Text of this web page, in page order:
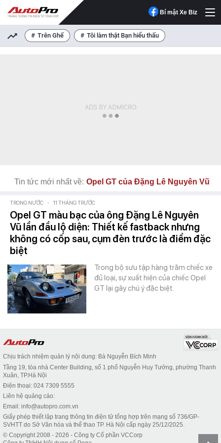
Bí mật Xe Biz
Trên Ghế Tôi làm thật Bạn hiểu thấu
Tin tức mới nhất về: Opel GT của Đặng Lê Nguyên Vũ
TRONG NƯỚC - 11 THÁNG TRƯỚC
Opel GT màu bạc của ông Đặng Lê Nguyên
Vũ lần đầu lộ diện: Thiết kế fastback nhưng
không có cốp sau, cụm đèn trước là điểm đặc
biệt
Trong bộ sưu tập hàng trăm chiếc xe
đủ loại, sự xuất hiện của chiếc Opel
GT lại gây chú ý đặc biệt.
Chịu trách nhiệm quản lý nội dung: Bà Nguyễn Bích Minh
Tầng 19, tòa nhà Center Building, số 1 phố Nguyễn Huy Tưởng, phường Thanh
Xuân, TP.Hà Nội
Điện thoại: 024 7309 5555
Liên hệ quảng cáo:
Email: info@autopro.com.vn
Giấy phép thiết lập trang thông tin điện tử tổng hợp trên mạng số 736/GP-
SVHTT do Sở Văn hóa và thể thao TP. Hà Nội cấp ngày 25/12/2025.
© Copyright 2008 - 2026 - Công ty Cổ phần VCCorp